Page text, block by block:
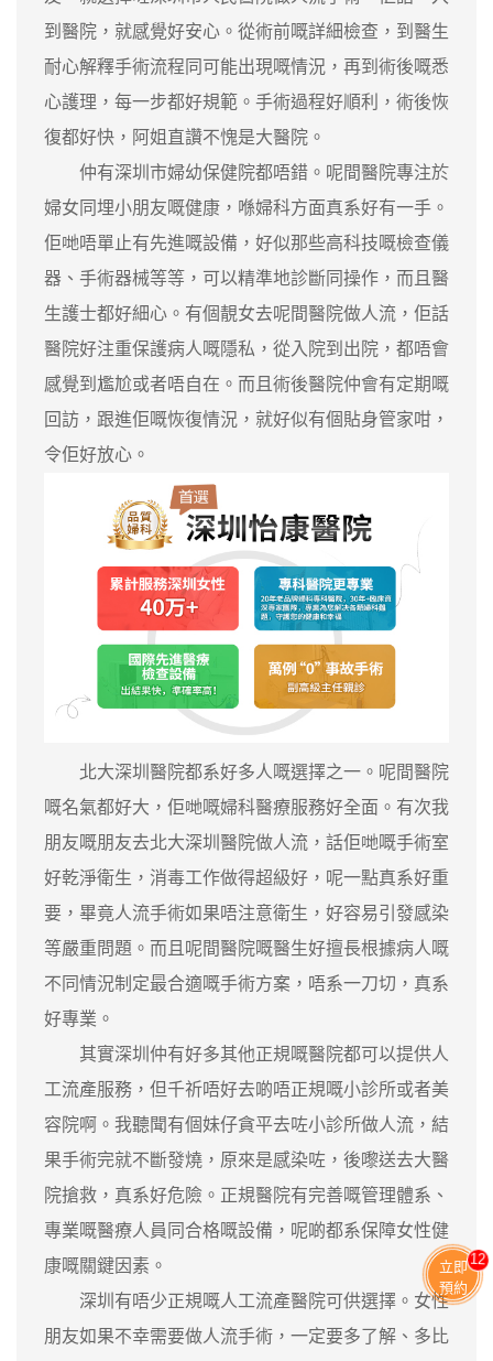
到醫院，就感覺好安心。從術前嘅詳細檢查，到醫生
耐心解釋手術流程同可能出現嘅情況，再到術後嘅悉
心護理，每一步都好規範。手術過程好順利，術後恢
復都好快，阿姐直讚不愧是大醫院。
仲有深圳市婦幼保健院都唔錯。呢間醫院專注於
婦女同埋小朋友嘅健康，喺婦科方面真系好有一手。
佢哋唔單止有先進嘅設備，好似那些高科技嘅檢查儀
器、手術器械等等，可以精準地診斷同操作，而且醫
生護士都好細心。有個靚女去呢間醫院做人流，佢話
醫院好注重保護病人嘅隱私，從入院到出院，都唔會
感覺到尷尬或者唔自在。而且術後醫院仲會有定期嘅
回訪，跟進佢嘅恢復情況，就好似有個貼身管家咁，
令佢好放心。
北大深圳醫院都系好多人嘅選擇之一。呢間醫院
嘅名氣都好大，佢哋嘅婦科醫療服務好全面。有次我
朋友嘅朋友去北大深圳醫院做人流，話佢哋嘅手術室
好乾淨衛生，消毒工作做得超級好，呢一點真系好重
要，畢竟人流手術如果唔注意衛生，好容易引發感染
等嚴重問題。而且呢間醫院嘅醫生好擅長根據病人嘅
不同情況制定最合適嘅手術方案，唔系一刀切，真系
好專業。
其實深圳仲有好多其他正規嘅醫院都可以提供人
工流產服務，但千祈唔好去啲唔正規嘅小診所或者美
容院啊。我聽聞有個妹仔貪平去咗小診所做人流，結
果手術完就不斷發燒，原來是感染咗，後嚟送去大醫
院搶救，真系好危險。正規醫院有完善嘅管理體系、
專業嘅醫療人員同合格嘅設備，呢啲都系保障女性健
康嘅關鍵因素。
深圳有唔少正規嘅人工流產醫院可供選擇。女性
朋友如果不幸需要做人流手術，一定要多了解、多比
立即
預約
11